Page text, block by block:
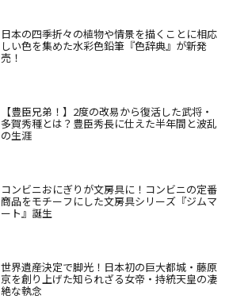
日本の四季折々の植物や情景を描くことに相応
しい色を集めた水彩色鉛筆『色辞典』が新発
売！
【豊臣兄弟！】2度の改易から復活した武将・
多賀秀種とは？豊臣秀長に仕えた半年間と波乱
の生涯
コンビニおにぎりが文房具に！コンビニの定番
商品をモチーフにした文房具シリーズ『ジムマ
ート』誕生
世界遺産決定で脚光！日本初の巨大都城・藤原
京を創り上げた知られざる女帝・持統天皇の凄
絶な執念